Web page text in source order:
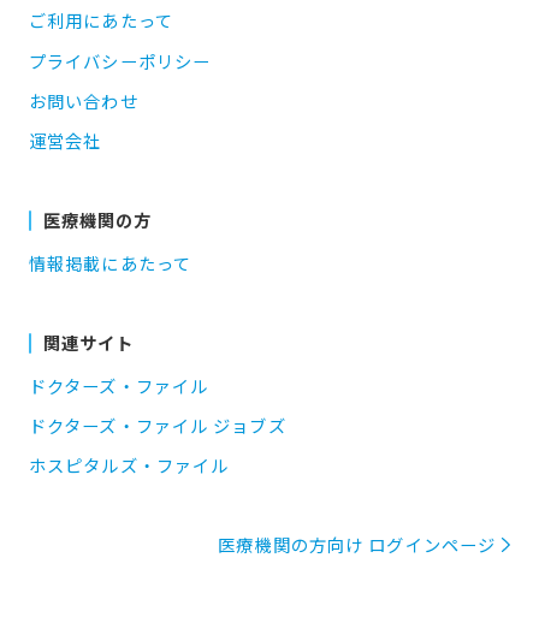
ご利用にあたって
プライバシーポリシー
お問い合わせ
運営会社
医療機関の方
情報掲載にあたって
関連サイト
ドクターズ・ファイル
ドクターズ・ファイル ジョブズ
ホスピタルズ・ファイル
医療機関の方向け ログインページ